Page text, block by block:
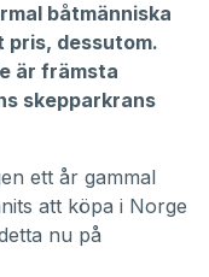
båtmänniska
pris, dessutom.
är främsta
skepparkrans
ett år gammal
att köpa i Norge
nu på